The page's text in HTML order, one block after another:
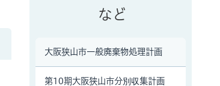
など
大阪狭山市一般廃棄物処理計画
第10期大阪狭山市分別収集計画